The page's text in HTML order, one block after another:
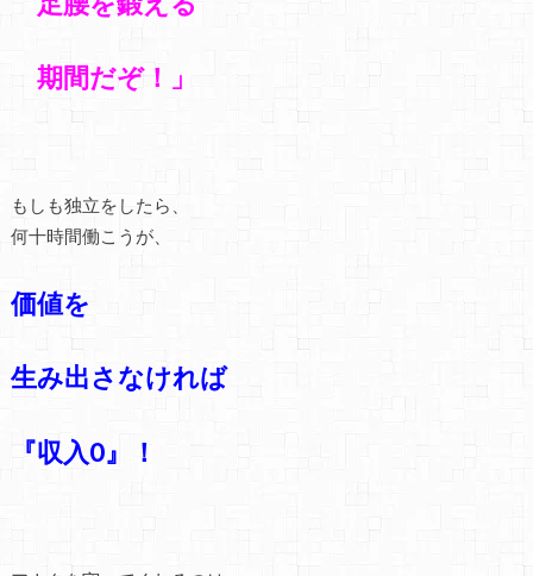
期間だぞ！」
もしも独立をしたら、
何十時間働こうが、
価値を
生み出さなければ
『収入0』！